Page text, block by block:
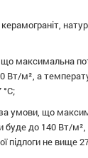
максимальна
Вт/м², а
за умови, що
буде до 140 Вт/м²,
підлоги не вище